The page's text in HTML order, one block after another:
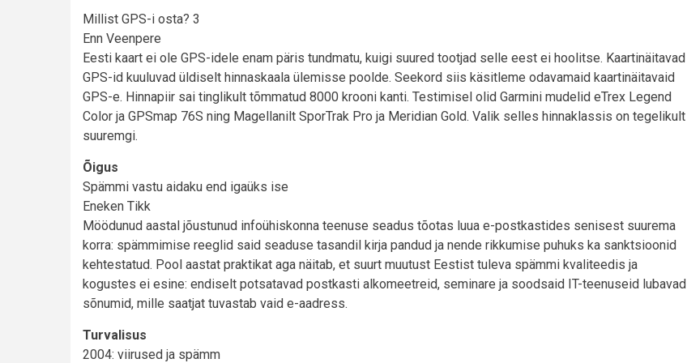
Millist GPS-i osta? 3
Enn Veenpere
Eesti kaart ei ole GPS-idele enam päris tundmatu, kuigi suured tootjad selle eest ei hoolitse. Kaartinäitavad
GPS-id kuuluvad üldiselt hinnaskaala ülemisse poolde. Seekord siis käsitleme odavamaid kaartinäitavaid
GPS-e. Hinnapiir sai tinglikult tõmmatud 8000 krooni kanti. Testimisel olid Garmini mudelid eTrex Legend
Color ja GPSmap 76S ning Magellanilt SporTrak Pro ja Meridian Gold. Valik selles hinnaklassis on tegelikult
suuremgi.
Õigus
Spämmi vastu aidaku end igaüks ise
Eneken Tikk
Möödunud aastal jõustunud infoühiskonna teenuse seadus tõotas luua e-postkastides senisest suurema
korra: spämmimise reeglid said seaduse tasandil kirja pandud ja nende rikkumise puhuks ka sanktsioonid
kehtestatud. Pool aastat praktikat aga näitab, et suurt muutust Eestist tuleva spämmi kvaliteedis ja
kogustes ei esine: endiselt potsatavad postkasti alkomeetreid, seminare ja soodsaid IT-teenuseid lubavad
sõnumid, mille saatjat tuvastab vaid e-aadress.
Turvalisus
2004: viirused ja spämm